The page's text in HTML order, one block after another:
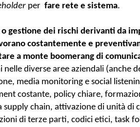
per fare rete e sistema.
gestione dei rischi derivanti da
costantemente e
a monte boomerang di
diverse aree aziendali (anche
media monitoring e social
costante, policy chiare,
chain, attivazione di unità di
di terze parti, codici etici, task